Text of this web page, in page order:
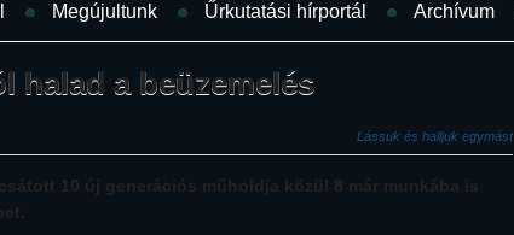
Megújultunk Űrkutatási hírportál Archívum
halad a beüzemelés
Lássuk és halljuk egymást
10 új generációs műholdja közül 8 már munkába is